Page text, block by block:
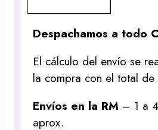
Despachamos a todo
El cálculo del envío se
la compra con el total
Envíos en la RM – 1 a
aprox.